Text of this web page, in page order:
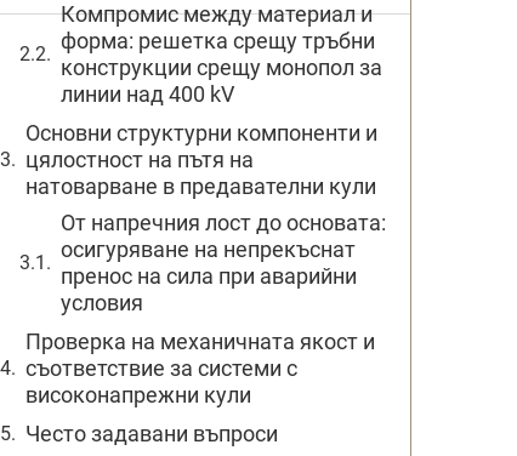
Компромис между материал и
форма: решетка срещу тръбни
конструкции срещу монопол за
линии над 400 kV
Основни структурни компоненти и
цялостност на пътя на
натоварване в предавателни кули
От напречния лост до основата:
осигуряване на непрекъснат
пренос на сила при аварийни
условия
Проверка на механичната якост и
съответствие за системи с
високонапрежни кули
Често задавани въпроси